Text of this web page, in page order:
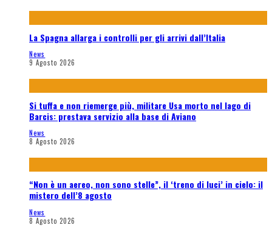
La Spagna allarga i controlli per gli arrivi dall’Italia
News
9 Agosto 2026
Si tuffa e non riemerge più, militare Usa morto nel lago di
Barcis: prestava servizio alla base di Aviano
News
8 Agosto 2026
“Non è un aereo, non sono stelle”, il ‘treno di luci’ in cielo: il
mistero dell’8 agosto
News
8 Agosto 2026